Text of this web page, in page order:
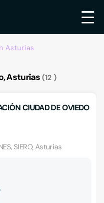
Asturias
Asturias 12
CIUDAD DE OVIEDO
SIERO, Asturias